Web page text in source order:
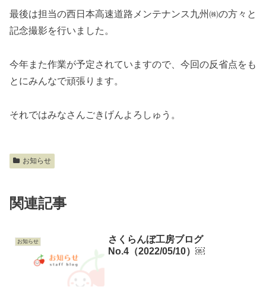
最後は担当の西日本高速道路メンテナンス九州㈱の方々と
記念撮影を行いました。
今年また作業が予定されていますので、今回の反省点をも
とにみんなで頑張ります。
それではみなさんごきげんよろしゅう。
お知らせ
関連記事
お知らせ
さくらんぼ工房ブログ
No.4（2022/05/10）￼